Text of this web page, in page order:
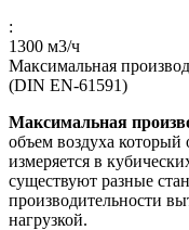
:
1300 м3/ч
Максимальная
(DIN EN-61591)
Максимальная
объем воздуха который
измеряется в
существуют разные
производительности
нагрузкой.